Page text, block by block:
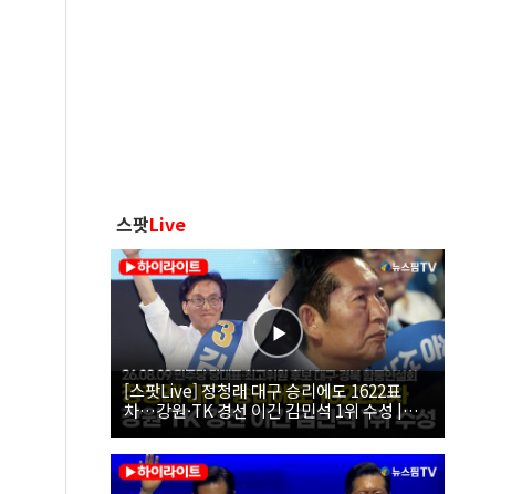
스팟Live
[스팟Live] 정청래 대구 승리에도 1622표
차…강원·TK 경선 이긴 김민석 1위 수성 |
26.08.09 더불어민주당 당대표·최고위원 후
보 대구·경북 합동연설회